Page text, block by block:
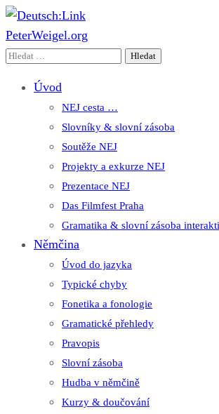
Deutsch:Link
Edu-Portál pro němčinu | Interaktiver
Fremdsprache auf einen Blick
PeterWeigel.org
Vyhledávání
Úvod
NEJ cesta …
Slovníky & slovní zásoba
Soutěže NEJ
Projekty a exkurze NEJ
Prezentace NEJ
Das Filmfest Praha
Gramatika & slovní zásoba
Němčina
Úvod do jazyka
Typické chyby
Fonetika a fonologie
Gramatické přehledy
Pravopis
Slovní zásoba
Hudba v němčině
Kurzy & doučování